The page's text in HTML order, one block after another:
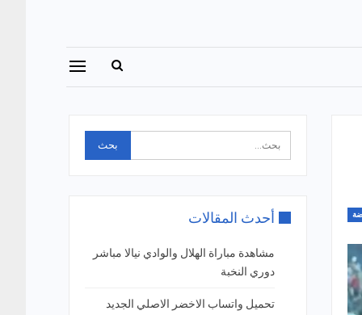
أحدث المقالات
مشاهدة مباراة الهلال والوادي نيالا مباشر
دوري النخبة
تحميل واتساب الاخضر الاصلي الجديد